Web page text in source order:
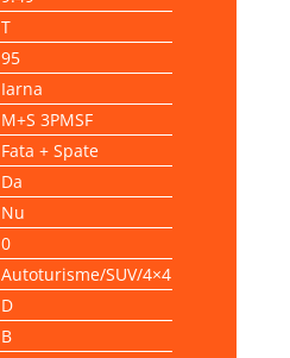
T
95
Iarna
M+S 3PMSF
Fata + Spate
Da
Nu
0
Autoturisme/SUV/4×4
D
B